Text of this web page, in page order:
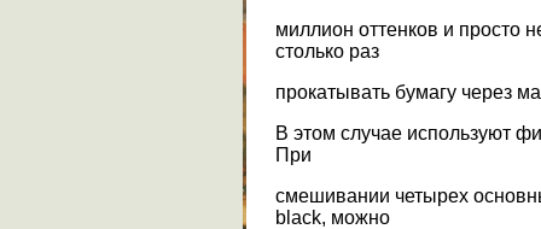
миллион оттенков и просто
столько раз
прокатывать бумагу через
В этом случае используют
При
смешивании четырех
black, можно